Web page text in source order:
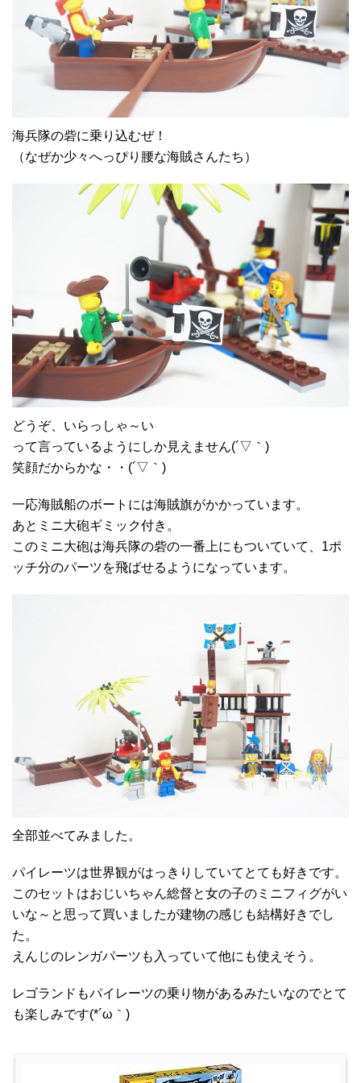
海兵隊の砦に乗り込むぜ！
（なぜか少々へっぴり腰な海賊さんたち）
どうぞ、いらっしゃ～い
って言っているようにしか見えません(´▽｀)
笑顔だからかな・・(´▽｀)
一応海賊船のボートには海賊旗がかかっています。
あとミニ大砲ギミック付き。
このミニ大砲は海兵隊の砦の一番上にもついていて、1ポ
ッチ分のパーツを飛ばせるようになっています。
全部並べてみました。
パイレーツは世界観がはっきりしていてとても好きです。
このセットはおじいちゃん総督と女の子のミニフィグがい
いな～と思って買いましたが建物の感じも結構好きでし
た。
えんじのレンガパーツも入っていて他にも使えそう。
レゴランドもパイレーツの乗り物があるみたいなのでとて
も楽しみです(*´ω｀)